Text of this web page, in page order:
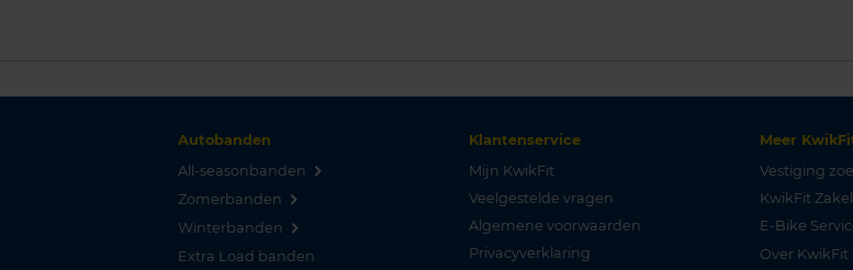
Autobanden
All-seasonbanden
Zomerbanden
Winterbanden
Extra Load banden
Klantenservice
Mijn KwikFit
Veelgestelde vragen
Algemene voorwaarden
Privacyverklaring
Meer
Vestiging
KwikFit
E-Bike
Over KwikFit